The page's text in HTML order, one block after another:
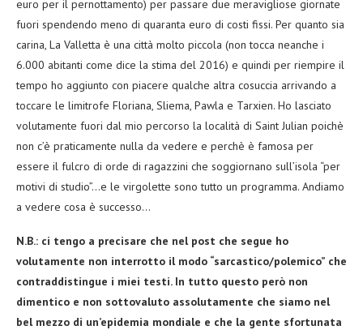
euro per il pernottamento) per passare due meravigliose giornate
fuori spendendo meno di quaranta euro di costi fissi. Per quanto sia
carina, La Valletta è una città molto piccola (non tocca neanche i
6.000 abitanti come dice la stima del 2016) e quindi per riempire il
tempo ho aggiunto con piacere qualche altra cosuccia arrivando a
toccare le limitrofe Floriana, Sliema, Pawla e Tarxien. Ho lasciato
volutamente fuori dal mio percorso la località di Saint Julian poichè
non c’è praticamente nulla da vedere e perchè è famosa per
essere il fulcro di orde di ragazzini che soggiornano sull’isola “per
motivi di studio”…e le virgolette sono tutto un programma. Andiamo
a vedere cosa è successo…
N.B.: ci tengo a precisare che nel post che segue ho
volutamente non interrotto il modo “sarcastico/polemico” che
contraddistingue i miei testi. In tutto questo però non
dimentico e non sottovaluto assolutamente che siamo nel
bel mezzo di un’epidemia mondiale e che la gente sfortunata